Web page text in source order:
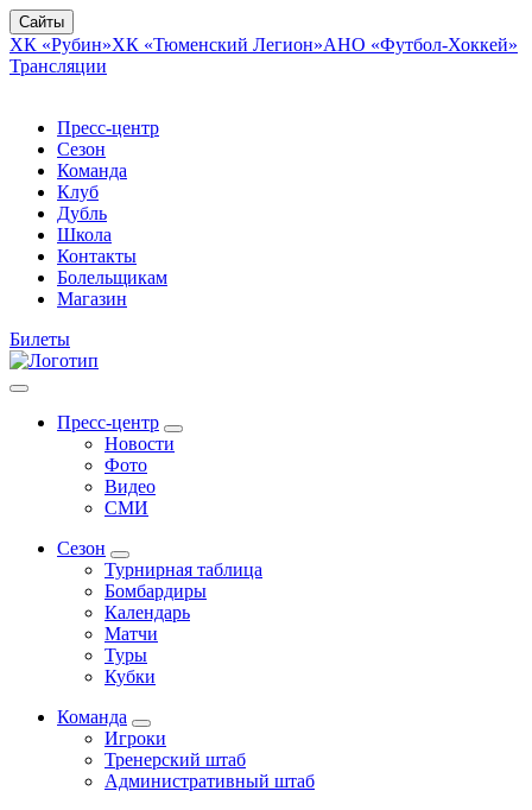
Сайты
ХК «Рубин»ХК «Тюменский Легион»АНО «Футбол-Хоккей»
Трансляции
Пресс-центр
Сезон
Команда
Клуб
Дубль
Школа
Контакты
Болельщикам
Магазин
Билеты
Пресс-центр
Новости
Фото
Видео
СМИ
Сезон
Турнирная таблица
Бомбардиры
Календарь
Матчи
Туры
Кубки
Команда
Игроки
Тренерский штаб
Административный штаб